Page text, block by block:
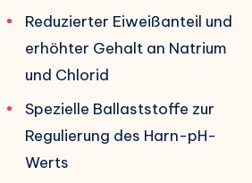
Reduzierter Eiweißanteil und
erhöhter Gehalt an Natrium
und Chlorid
Spezielle Ballaststoffe zur
Regulierung des Harn-pH-
Werts